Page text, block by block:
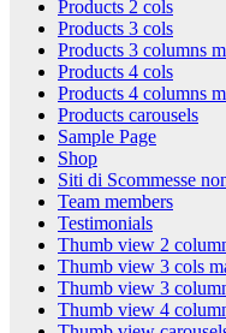
Products 2 cols
Products 3 cols
Products 3 columns
Products 4 cols
Products 4 columns
Products carousels
Sample Page
Shop
Siti di Scommesse
Team members
Testimonials
Thumb view 2
Thumb view 3 cols
Thumb view 3
Thumb view 4